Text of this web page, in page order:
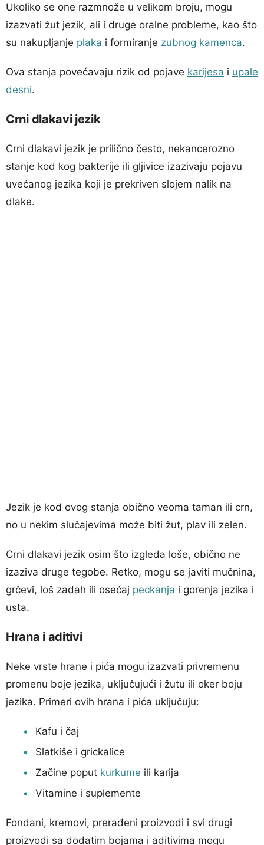
Ukoliko se one razmnože u velikom broju, mogu
izazvati žut jezik, ali i druge oralne probleme, kao što
su nakupljanje plaka i formiranje zubnog kamenca.
Ova stanja povećavaju rizik od pojave karijesa i upale
desni.
Crni dlakavi jezik
Crni dlakavi jezik je prilično često, nekancerozno
stanje kod kog bakterije ili gljivice izazivaju pojavu
uvećanog jezika koji je prekriven slojem nalik na
dlake.
Jezik je kod ovog stanja obično veoma taman ili crn,
no u nekim slučajevima može biti žut, plav ili zelen.
Crni dlakavi jezik osim što izgleda loše, obično ne
izaziva druge tegobe. Retko, mogu se javiti mučnina,
grčevi, loš zadah ili osećaj peckanja i gorenja jezika i
usta.
Hrana i aditivi
Neke vrste hrane i pića mogu izazvati privremenu
promenu boje jezika, uključujući i žutu ili oker boju
jezika. Primeri ovih hrana i pića uključuju:
Kafu i čaj
Slatkiše i grickalice
Začine poput kurkume ili karija
Vitamine i suplemente
Fondani, kremovi, prerađeni proizvodi i svi drugi
proizvodi sa dodatim bojama i aditivima mogu